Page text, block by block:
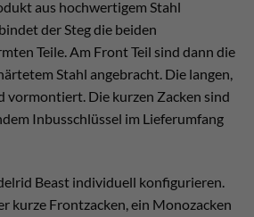
aus hochwertigem Stahl
der Steg die beiden
Teile. Am Front Teil sind dann die
Stahl angebracht. Die langen,
vormontiert. Die kurzen Zacken sind
Inbusschlüssel im Lieferumfang
Beast individuell konfigurieren.
kurze Frontzacken, ein Monozacken